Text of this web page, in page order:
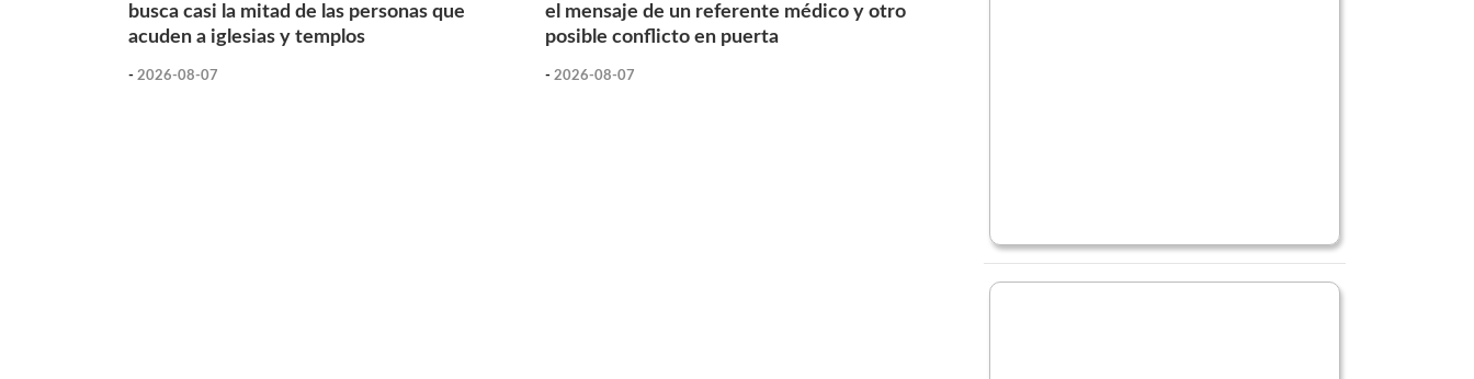
busca casi la mitad de las personas que
acuden a iglesias y templos
- 2026-08-07
el mensaje de un referente médico y otro
posible conflicto en puerta
- 2026-08-07